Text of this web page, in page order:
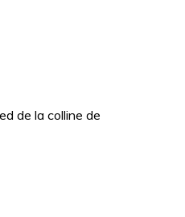
de la colline de